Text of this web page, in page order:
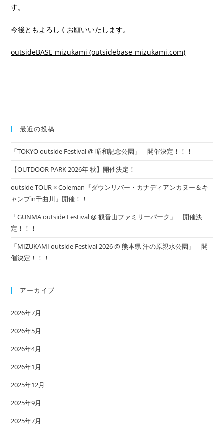
す。
今後ともよろしくお願いいたします。
outsideBASE mizukami (outsidebase-mizukami.com)
最近の投稿
「TOKYO outside Festival @ 昭和記念公園」 開催決定！！！
【OUTDOOR PARK 2026年 秋】開催決定！
outside TOUR × Coleman『ダウンリバー・カナディアンカヌー＆キ
ャンプin千曲川』開催！！
「GUNMA outside Festival @ 観音山ファミリーパーク」 開催決
定！！！
「MIZUKAMI outside Festival 2026 @ 熊本県 汗の原親水公園」 開
催決定！！！
アーカイブ
2026年7月
2026年5月
2026年4月
2026年1月
2025年12月
2025年9月
2025年7月